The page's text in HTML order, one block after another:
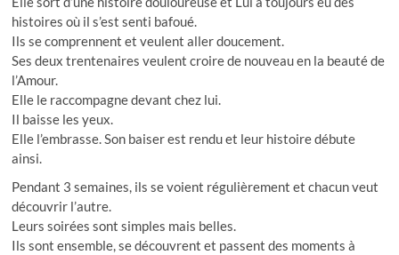
histoires où il s’est senti bafoué.
Ils se comprennent et veulent aller doucement.
Ses deux trentenaires veulent croire de nouveau en la beauté de
l’Amour.
Elle le raccompagne devant chez lui.
Il baisse les yeux.
Elle l’embrasse. Son baiser est rendu et leur histoire débute
ainsi.
Pendant 3 semaines, ils se voient régulièrement et chacun veut
découvrir l’autre.
Leurs soirées sont simples mais belles.
Ils sont ensemble, se découvrent et passent des moments à